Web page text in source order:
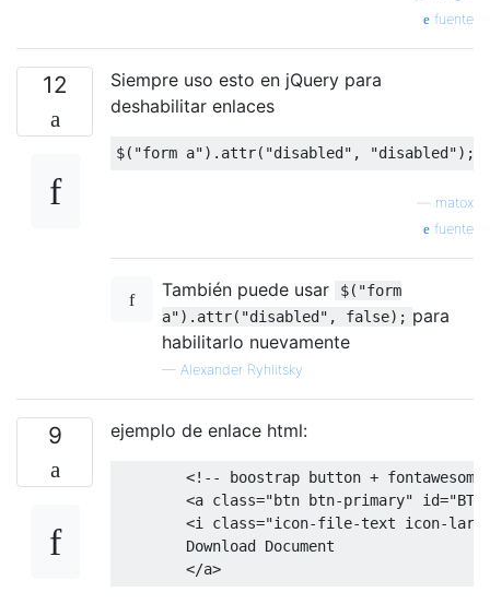
fuente
12
Siempre uso esto en jQuery para
deshabilitar enlaces
$( "form a"). attr( "disabled" , "disabled");
matox
fuente
También puede usar
$("form
a").attr("disabled", false); para
habilitarlo nuevamente
— Alexander Ryhlitsky
9 ejemplo de enlace html:
<!-- boostrap button +
<a class="btn btn-primary" id=
<i
class="icon-file-text icon-
        Download Document
</a>